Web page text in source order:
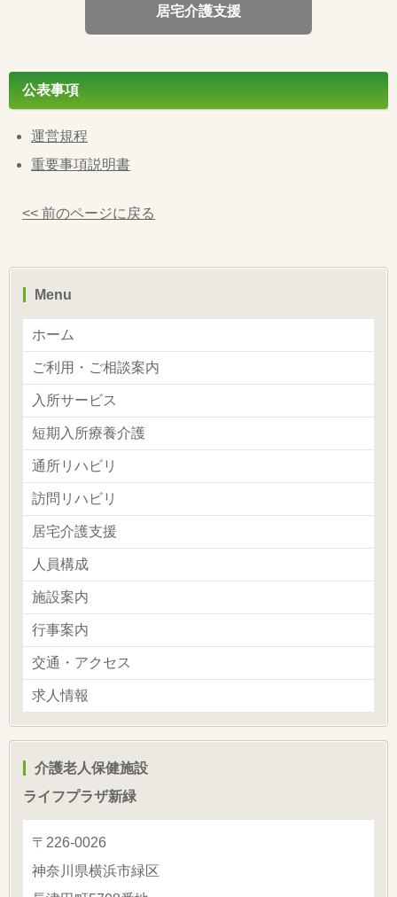
居宅介護支援
公表事項
運営規程
重要事項説明書
<< 前のページに戻る
Menu
ホーム
ご利用・ご相談案内
入所サービス
短期入所療養介護
通所リハビリ
訪問リハビリ
居宅介護支援
人員構成
施設案内
行事案内
交通・アクセス
求人情報
介護老人保健施設
ライフプラザ新緑
〒226-0026
神奈川県横浜市緑区